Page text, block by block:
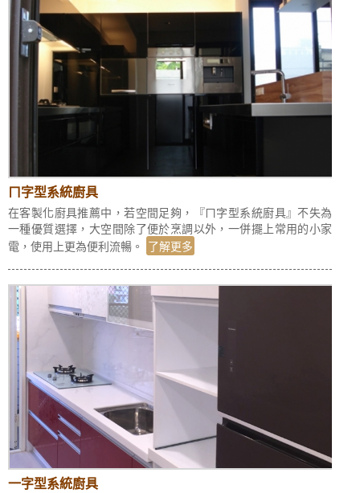
ㄇ字型系統廚具
在客製化廚具推薦中，若空間足夠，『ㄇ字型系統廚具』不失為
一種優質選擇，大空間除了便於烹調以外，一併擺上常用的小家
電，使用上更為便利流暢。
了解更多
一字型系統廚具